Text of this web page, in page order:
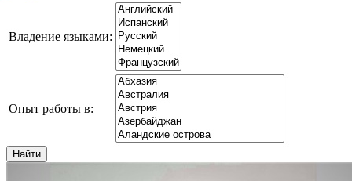
Владение языками:
Опыт работы в: